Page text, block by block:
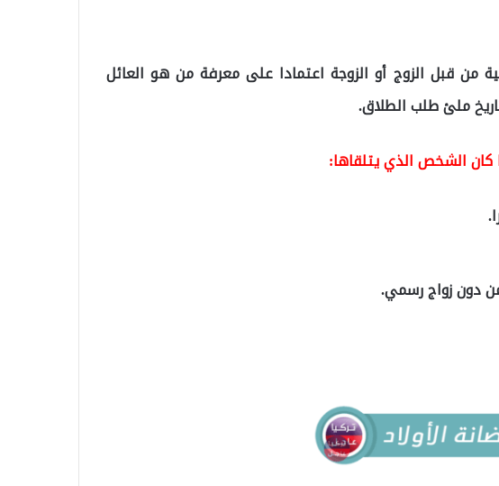
من قبل الزوج أو الزوجة اعتمادا على معرفة من هو العائل
ملئ طلب الطلاق.
الشخص الذي يتلقاها:
دون زواج رسمي.